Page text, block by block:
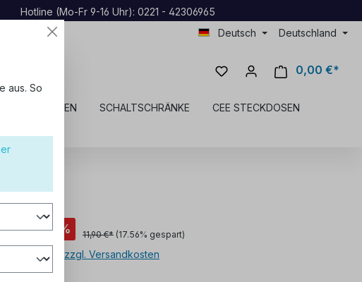
Hotline (Mo-Fr 9-16 Uhr): 0221 - 42306965
Deutsch
Deutschland
0,00 €*
STECKDOSEN SCHALTSCHRÄNKE CEE STECKDOSEN
€* % 11,90 €* (17.56% gespart)
inkl. MwSt. zzgl. Versandkosten
aus. So